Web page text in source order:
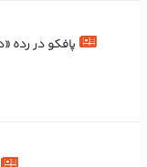
پافکو در رده